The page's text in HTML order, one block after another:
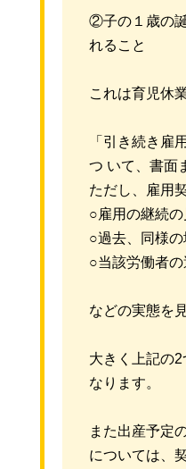
②子の１歳の
れること
これは育児休
「引き続き雇
つ いて、書面
ただし、雇用
○雇用の継続
○過去、同様
○当該労働者
などの実態を
大きく上記の
なります。
また出産予定
については、